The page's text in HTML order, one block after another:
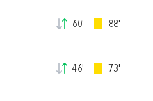
60' 88'
46' 73'